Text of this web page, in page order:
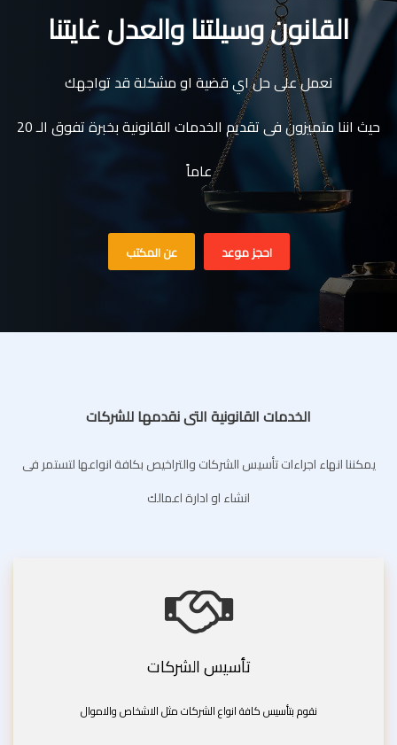
القانون وسيلتنا والعدل غايتنا
نعمل على حل اي قضية او مشكلة قد تواجهك
حيث اننا متميزون فى تقديم الخدمات القانونية بخبرة تفوق الـ 20
عاماً
احجز موعد عن المكتب
الخدمات القانونية التى نقدمها للشركات
يمكننا انهاء اجراءات تأسيس الشركات والتراخيص بكافة انواعها لتستمر فى
انشاء او ادارة اعمالك
تأسيس الشركات
نقوم بتأسيس كافة انواع الشركات مثل الاشخاص والاموال